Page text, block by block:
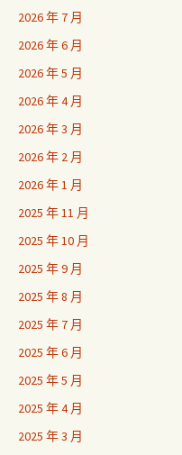
2026 年 7 月
2026 年 6 月
2026 年 5 月
2026 年 4 月
2026 年 3 月
2026 年 2 月
2026 年 1 月
2025 年 11 月
2025 年 10 月
2025 年 9 月
2025 年 8 月
2025 年 7 月
2025 年 6 月
2025 年 5 月
2025 年 4 月
2025 年 3 月